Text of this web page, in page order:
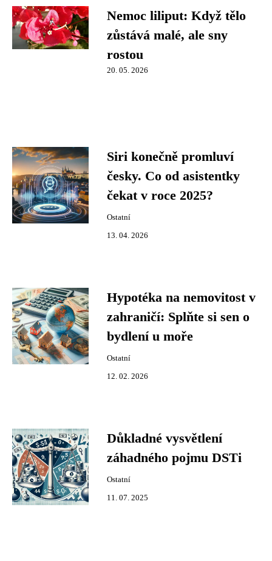
Nemoc liliput: Když tělo
zůstává malé, ale sny
rostou
20. 05. 2026
Siri konečně promluví
česky. Co od asistentky
čekat v roce 2025?
Ostatní
13. 04. 2026
Hypotéka na nemovitost v
zahraničí: Splňte si sen o
bydlení u moře
Ostatní
12. 02. 2026
Důkladné vysvětlení
záhadného pojmu DSTi
Ostatní
11. 07. 2025